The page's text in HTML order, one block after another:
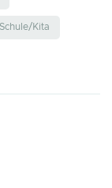
Schule/Kita